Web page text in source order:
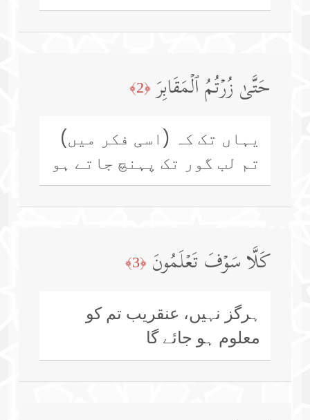
حَتَّىٰ زُرۡتُمُ ٱلۡمَقَابِرَ ﴿2﴾
یہاں تک کہ (اسی فکر میں)
تم لب گور تک پہنچ جاتے ہو
كَلَّا سَوۡفَ تَعۡلَمُونَ ﴿3﴾
ہرگز نہیں، عنقریب تم کو
معلوم ہو جائے گا